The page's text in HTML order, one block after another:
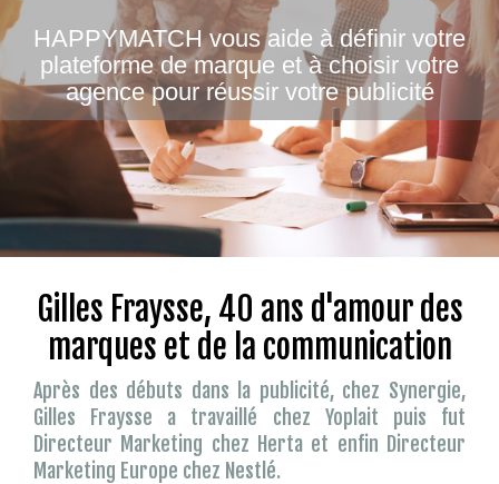
HAPPYMATCH vous aide à définir votre
plateforme de marque et à choisir votre
agence pour réussir votre publicité
Gilles Fraysse, 40 ans d'amour des
marques et de la communication
Après des débuts dans la publicité, chez Synergie,
Gilles Fraysse a travaillé chez Yoplait puis fut
Directeur Marketing chez Herta et enfin Directeur
Marketing Europe chez Nestlé.